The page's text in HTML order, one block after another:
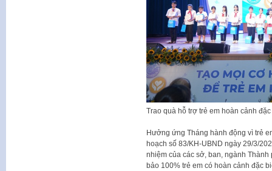
Trao quà hỗ trợ trẻ em hoàn cảnh
Hưởng ứng Tháng hành động vì trẻ
hoạch số 83/KH-UBND ngày 29/3/
nhiệm của các sở, ban, ngành Thành
bảo 100% trẻ em có hoàn cảnh đặc